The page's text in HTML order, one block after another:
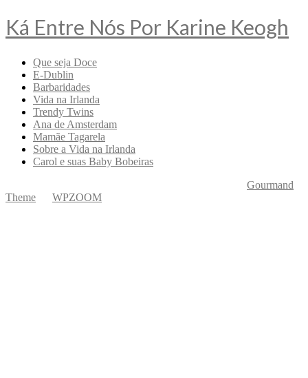
Ká Entre Nós Por Karine Keogh
Que seja Doce
E-Dublin
Barbaridades
Vida na Irlanda
Trendy Twins
Ana de Amsterdam
Mamãe Tagarela
Sobre a Vida na Irlanda
Carol e suas Baby Bobeiras
Gourmand
Theme
WPZOOM